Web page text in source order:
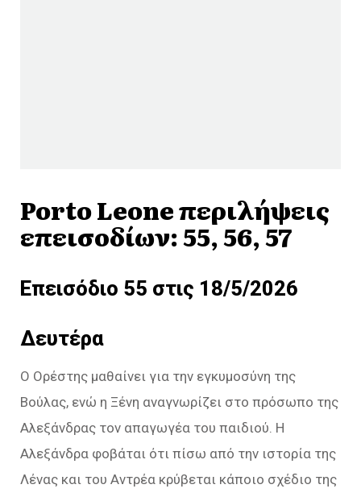
Porto Leone περιλήψεις
επεισοδίων: 55, 56, 57
Επεισόδιο 55 στις 18/5/2026
Δευτέρα
Ο Ορέστης µαθαίνει για την εγκυµοσύνη της
Βούλας, ενώ η Ξένη αναγνωρίζει στο πρόσωπο της
Αλεξάνδρας τον απαγωγέα του παιδιού. Η
Αλεξάνδρα φοβάται ότι πίσω από την ιστορία της
Λένας και του Αντρέα κρύβεται κάποιο σχέδιο της